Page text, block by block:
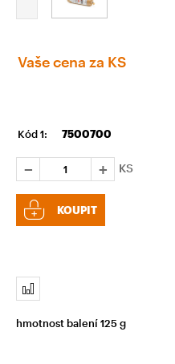
Vaše cena za KS
Kód 1:
7500700
KS
KOUPIT
hmotnost balení 125 g